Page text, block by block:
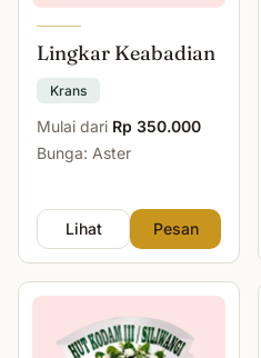
Lingkar Keabadian
Krans
Mulai dari Rp 350.000
Bunga: Aster
Lihat Pesan